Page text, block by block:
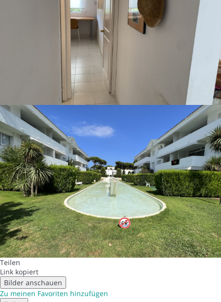
Teilen
Link kopiert
Bilder anschauen
Zu meinen Favoriten hinzufügen